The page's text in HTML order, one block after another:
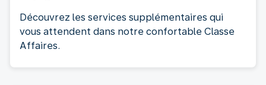
Découvrez les services supplémentaires qui
vous attendent dans notre confortable Classe
Affaires.